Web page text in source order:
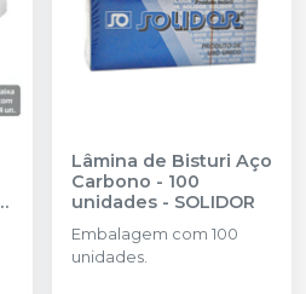
Lâmina de Bisturi Aço
Carbono - 100
unidades - SOLIDOR
Embalagem com 100
unidades.